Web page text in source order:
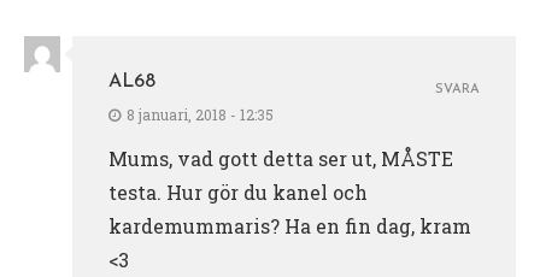
AL68
8 januari, 2018 - 12:35
Mums, vad gott detta ser ut, MÅSTE
testa. Hur gör du kanel och
kardemummaris? Ha en fin dag, kram
<3
SVARA